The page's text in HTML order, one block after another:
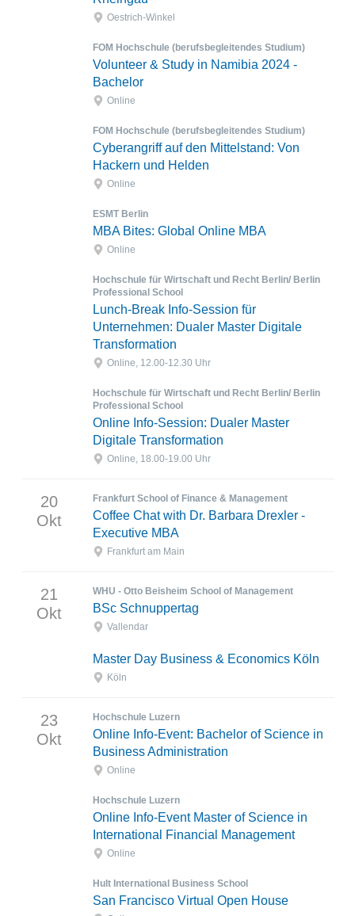
Oestrich-Winkel
FOM Hochschule (berufsbegleitendes Studium)
Volunteer & Study in Namibia 2024 -
Bachelor
Online
FOM Hochschule (berufsbegleitendes Studium)
Cyberangriff auf den Mittelstand: Von
Hackern und Helden
Online
ESMT Berlin
MBA Bites: Global Online MBA
Online
Hochschule für Wirtschaft und Recht Berlin/ Berlin
Professional School
Lunch-Break Info-Session für
Unternehmen: Dualer Master Digitale
Transformation
Online, 12.00-12.30 Uhr
Hochschule für Wirtschaft und Recht Berlin/ Berlin
Professional School
Online Info-Session: Dualer Master
Digitale Transformation
Online, 18.00-19.00 Uhr
20
Okt
Frankfurt School of Finance & Management
Coffee Chat with Dr. Barbara Drexler -
Executive MBA
Frankfurt am Main
21
Okt
WHU - Otto Beisheim School of Management
BSc Schnuppertag
Vallendar
Master Day Business & Economics Köln
Köln
23
Okt
Hochschule Luzern
Online Info-Event: Bachelor of Science in
Business Administration
Online
Hochschule Luzern
Online Info-Event Master of Science in
International Financial Management
Online
Hult International Business School
San Francisco Virtual Open House